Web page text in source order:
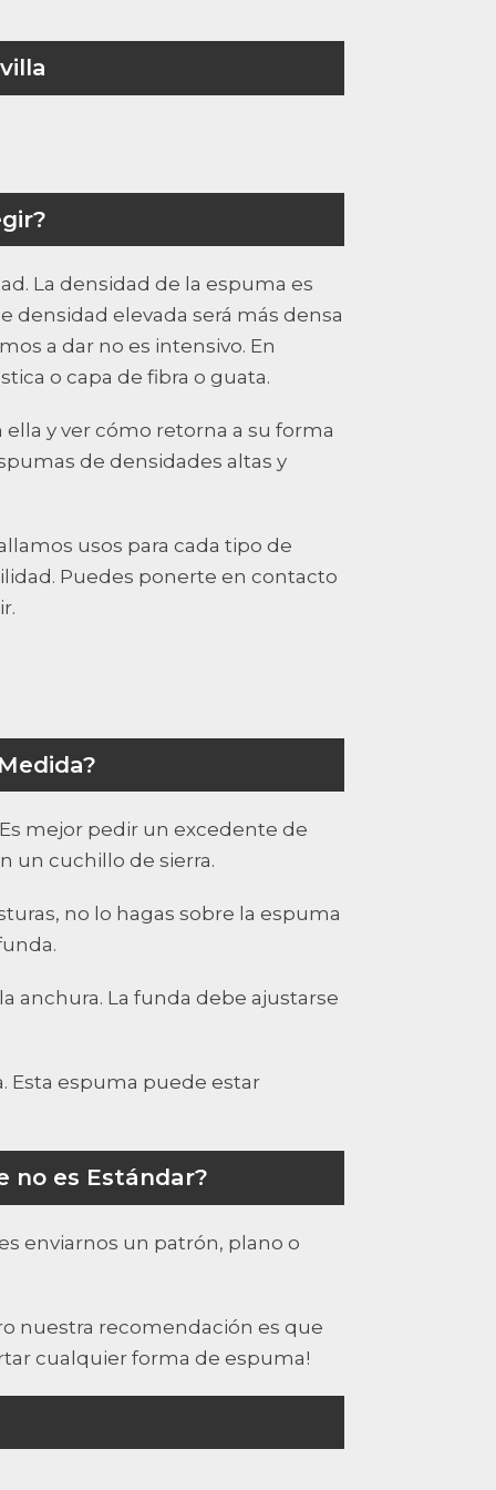
La densidad de la espuma es
elevada será más densa
a dar no es intensivo. En
o capa de fibra o guata.
y ver cómo retorna a su forma
de densidades altas y
usos para cada tipo de
Puedes ponerte en contacto
mejor pedir un excedente de
un cuchillo de sierra.
no lo hagas sobre la espuma
anchura. La funda debe ajustarse
Esta espuma puede estar
no es Estándar?
enviarnos un patrón, plano o
nuestra recomendación es que
cualquier forma de espuma!